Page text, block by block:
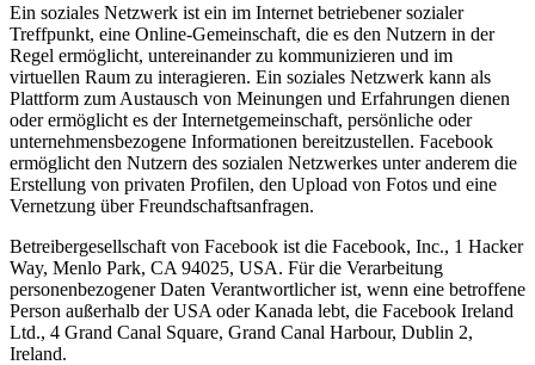
Ein soziales Netzwerk ist ein im Internet betriebener sozialer
Treffpunkt, eine Online-Gemeinschaft, die es den Nutzern in der
Regel ermöglicht, untereinander zu kommunizieren und im
virtuellen Raum zu interagieren. Ein soziales Netzwerk kann als
Plattform zum Austausch von Meinungen und Erfahrungen dienen
oder ermöglicht es der Internetgemeinschaft, persönliche oder
unternehmensbezogene Informationen bereitzustellen. Facebook
ermöglicht den Nutzern des sozialen Netzwerkes unter anderem die
Erstellung von privaten Profilen, den Upload von Fotos und eine
Vernetzung über Freundschaftsanfragen.
Betreibergesellschaft von Facebook ist die Facebook, Inc., 1 Hacker
Way, Menlo Park, CA 94025, USA. Für die Verarbeitung
personenbezogener Daten Verantwortlicher ist, wenn eine betroffene
Person außerhalb der USA oder Kanada lebt, die Facebook Ireland
Ltd., 4 Grand Canal Square, Grand Canal Harbour, Dublin 2,
Ireland.